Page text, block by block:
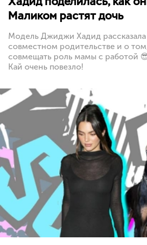
Маликом растят дочь
Модель Джиджи Хадид
совместном родительстве и о
совмещать роль мамы с работой
Кай очень повезло!